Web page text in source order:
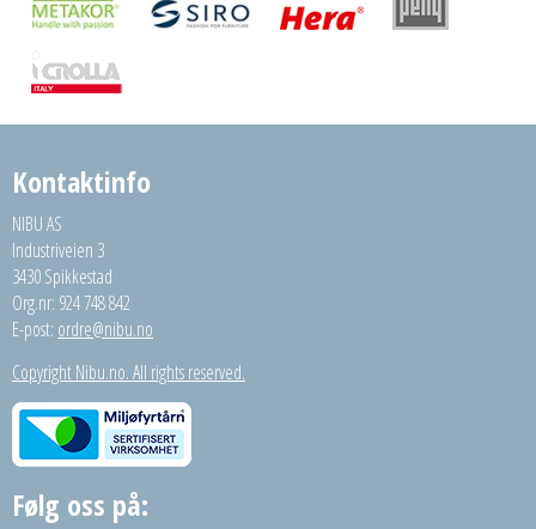
Kontaktinfo
NIBU AS
Industriveien 3
3430 Spikkestad
Org.nr: 924 748 842
E-post: ordre@nibu.no
Copyright Nibu.no. All rights reserved.
Følg oss på: